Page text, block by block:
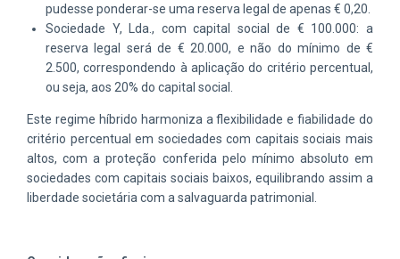
pudesse ponderar-se uma reserva legal de apenas € 0,20.
Sociedade Y, Lda., com capital social de € 100.000: a
reserva legal será de € 20.000, e não do mínimo de €
2.500, correspondendo à aplicação do critério percentual,
ou seja, aos 20% do capital social.
Este regime híbrido harmoniza a flexibilidade e fiabilidade do
critério percentual em sociedades com capitais sociais mais
altos, com a proteção conferida pelo mínimo absoluto em
sociedades com capitais sociais baixos, equilibrando assim a
liberdade societária com a salvaguarda patrimonial.